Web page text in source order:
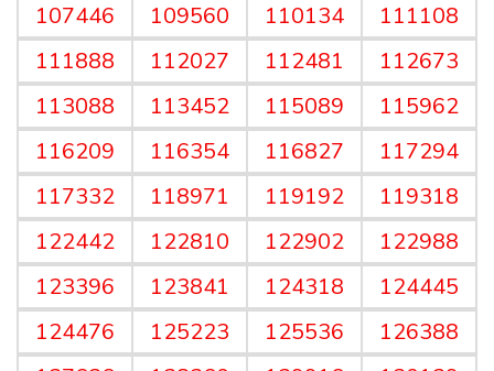
107446
109560 110134
111108
111888
112027 112481
112673
113088
113452 115089
115962
116209
116354 116827
117294
117332
118971 119192
119318
122442
122810 122902
122988
123396
123841 124318
124445
124476
125223 125536
126388